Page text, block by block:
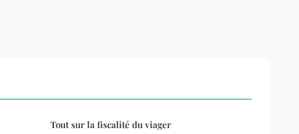
Tout sur la fiscalité du viager